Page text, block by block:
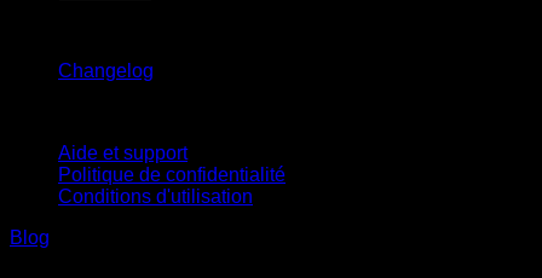
Changelog
Aide et support
Politique de confidentialité
Conditions d'utilisation
Blog